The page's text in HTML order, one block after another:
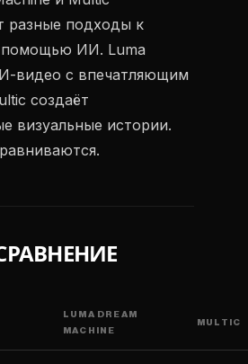
разные подходы к
помощью ИИ. Luma
видео с впечатляющим
создаёт
визуальные истории.
LUMA DREAM
MACHINE
MULTIC